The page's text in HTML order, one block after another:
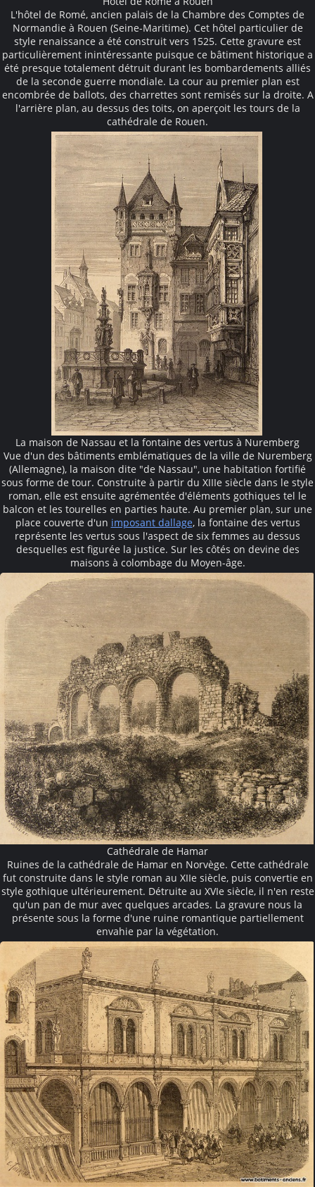
L'hôtel de Romé, ancien palais de la Chambre des Comptes de
Normandie à Rouen (Seine-Maritime). Cet hôtel particulier de
style renaissance a été construit vers 1525. Cette gravure est
particulièrement inintéressante puisque ce bâtiment historique a
été presque totalement détruit durant les bombardements alliés
de la seconde guerre mondiale. La cour au premier plan est
encombrée de ballots, des charrettes sont remisés sur la droite. A
l'arrière plan, au dessus des toits, on aperçoit les tours de la
cathédrale de Rouen.
La maison de Nassau et la fontaine des vertus à Nuremberg
Vue d'un des bâtiments emblématiques de la ville de Nuremberg
(Allemagne), la maison dite "de Nassau", une habitation fortifié
sous forme de tour. Construite à partir du XIIIe siècle dans le style
roman, elle est ensuite agrémentée d'éléments gothiques tel le
balcon et les tourelles en parties haute. Au premier plan, sur une
place couverte d'un imposant dallage, la fontaine des vertus
représente les vertus sous l'aspect de six femmes au dessus
desquelles est figurée la justice. Sur les côtés on devine des
maisons à colombage du Moyen-âge.
Cathédrale de Hamar
Ruines de la cathédrale de Hamar en Norvège. Cette cathédrale
fut construite dans le style roman au XIIe siècle, puis convertie en
style gothique ultérieurement. Détruite au XVIe siècle, il n'en reste
qu'un pan de mur avec quelques arcades. La gravure nous la
présente sous la forme d'une ruine romantique partiellement
envahie par la végétation.